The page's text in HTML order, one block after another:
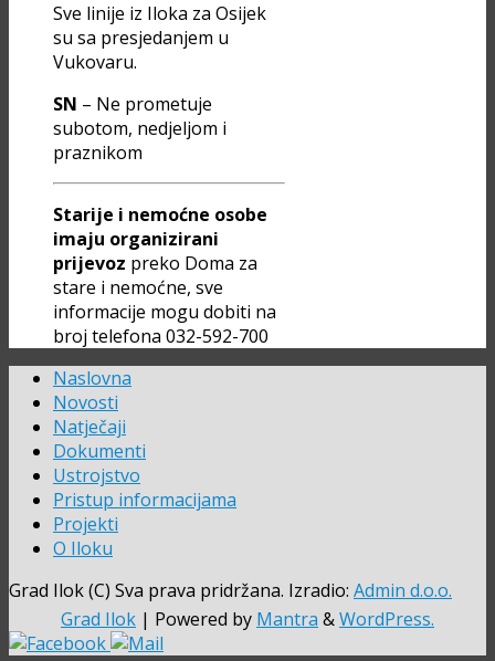
Sve linije iz Iloka za Osijek
su sa presjedanjem u
Vukovaru.
SN – Ne prometuje
subotom, nedjeljom i
praznikom
Starije i nemoćne osobe
imaju organizirani
prijevoz preko Doma za
stare i nemoćne, sve
informacije mogu dobiti na
broj telefona 032-592-700
Naslovna
Novosti
Natječaji
Dokumenti
Ustrojstvo
Pristup informacijama
Projekti
O Iloku
Grad Ilok (C) Sva prava pridržana. Izradio: Admin d.o.o.
Grad Ilok | Powered by Mantra &WordPress.